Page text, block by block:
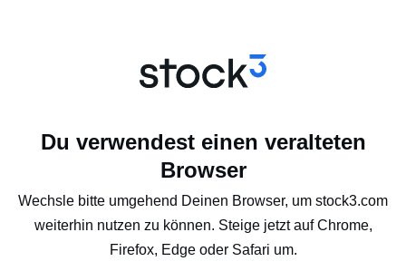
Du verwendest einen veralteten
Browser
Wechsle bitte umgehend Deinen Browser, um stock3.com
weiterhin nutzen zu können. Steige jetzt auf Chrome,
Firefox, Edge oder Safari um.